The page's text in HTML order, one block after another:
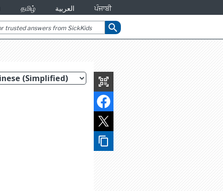
தமிழ் العربية ਪੰਜਾਬੀ
search
qr_code_scanner
content_copy